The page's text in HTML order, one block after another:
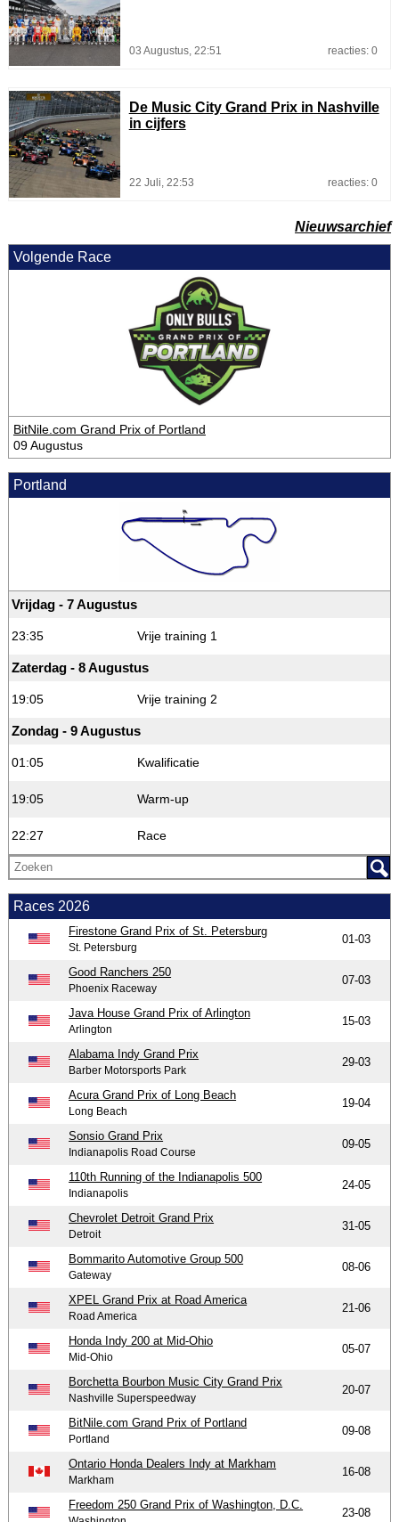
03 Augustus, 22:51 reacties: 0
De Music City Grand Prix in Nashville
in cijfers
22 Juli, 22:53 reacties: 0
Nieuwsarchief
Volgende Race
BitNile.com Grand Prix of Portland
09 Augustus
Portland
Vrijdag - 7 Augustus
23:35 Vrije training 1
Zaterdag - 8 Augustus
19:05 Vrije training 2
Zondag - 9 Augustus
01:05 Kwalificatie
19:05 Warm-up
22:27 Race
Races 2026
Firestone Grand Prix of St. Petersburg
St. Petersburg
01-03
Good Ranchers 250
Phoenix Raceway
07-03
Java House Grand Prix of Arlington
Arlington
15-03
Alabama Indy Grand Prix
Barber Motorsports Park
29-03
Acura Grand Prix of Long Beach
Long Beach
19-04
Sonsio Grand Prix
Indianapolis Road Course
09-05
110th Running of the Indianapolis 500
Indianapolis
24-05
Chevrolet Detroit Grand Prix
Detroit
31-05
Bommarito Automotive Group 500
Gateway
08-06
XPEL Grand Prix at Road America
Road America
21-06
Honda Indy 200 at Mid-Ohio
Mid-Ohio
05-07
Borchetta Bourbon Music City Grand Prix
Nashville Superspeedway
20-07
BitNile.com Grand Prix of Portland
Portland
09-08
Ontario Honda Dealers Indy at Markham
Markham
16-08
Freedom 250 Grand Prix of Washington, D.C.
23-08